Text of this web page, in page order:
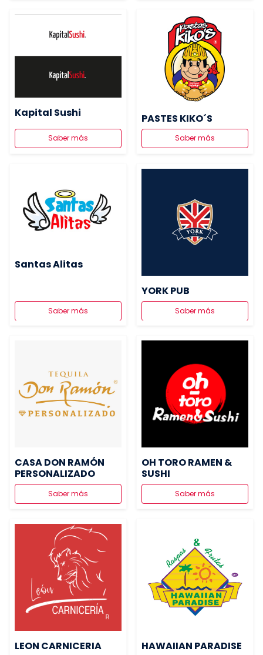
Kapital Sushi
Saber más
PASTES KIKO´S
Saber más
Santas Alitas
Saber más
YORK PUB
Saber más
CASA DON RAMÓN
PERSONALIZADO
Saber más
OH TORO RAMEN &
SUSHI
Saber más
LEON CARNICERIA HAWAIIAN PARADISE